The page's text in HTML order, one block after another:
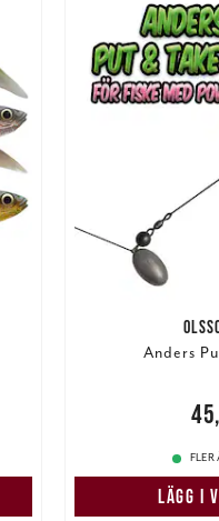
Anders
45,00 kr
LÄGG I